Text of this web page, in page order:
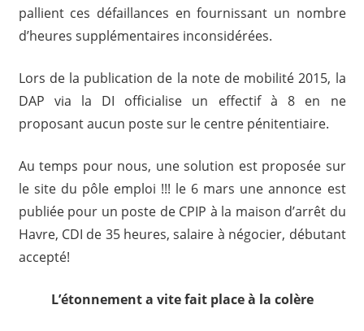
pallient ces défaillances en fournissant un nombre
d’heures supplémentaires inconsidérées.
Lors de la publication de la note de mobilité 2015, la
DAP via la DI officialise un effectif à 8 en ne
proposant aucun poste sur le centre pénitentiaire.
Au temps pour nous, une solution est proposée sur
le site du pôle emploi !!! le 6 mars une annonce est
publiée pour un poste de CPIP à la maison d’arrêt du
Havre, CDI de 35 heures, salaire à négocier, débutant
accepté!
L’étonnement a vite fait place à la colère